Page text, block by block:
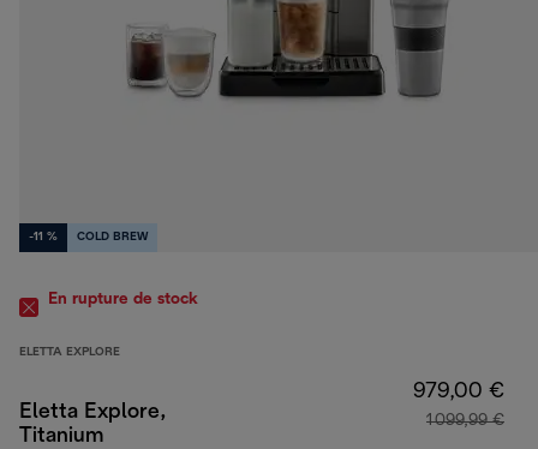
-11 % COLD BREW
En rupture de stock
ELETTA EXPLORE
Eletta Explore,
Titanium
979,00 €
1 099,99 €